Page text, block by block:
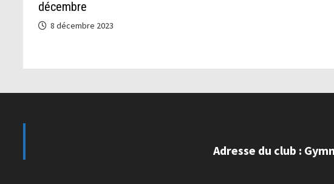
décembre
8 décembre 2023
Adresse du club :